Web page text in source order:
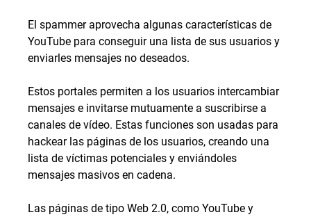
El spammer aprovecha algunas características de
YouTube para conseguir una lista de sus usuarios y
enviarles mensajes no deseados.
Estos portales permiten a los usuarios intercambiar
mensajes e invitarse mutuamente a suscribirse a
canales de vídeo. Estas funciones son usadas para
hackear las páginas de los usuarios, creando una
lista de víctimas potenciales y enviándoles
mensajes masivos en cadena.
Las páginas de tipo Web 2.0, como YouTube y